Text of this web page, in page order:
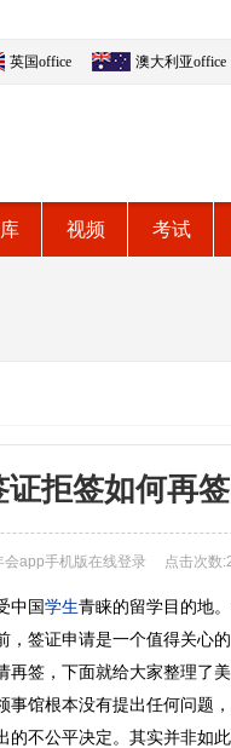
英国office 澳大利亚office
视频 考试
拒签如何再签
会app手机版在线登录 点击次数
中国学生青睐的留学目的地
签证申请是一个值得关心
就给大家整
领事馆根本没有提出任何问
不公平决定。其实并非如